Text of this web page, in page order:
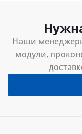
Наши
модули,